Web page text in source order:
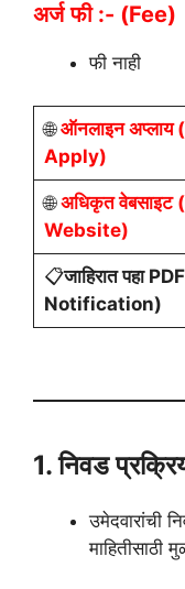
अर्ज फी :- (Fee)
फी नाही
🌐ऑनलाइन अप्लाय
Apply)
🌐अधिकृत
Website)
📋जाहिरात पहा
Notification)
1. निवड
उमेदवारांची
माहितीसाठी